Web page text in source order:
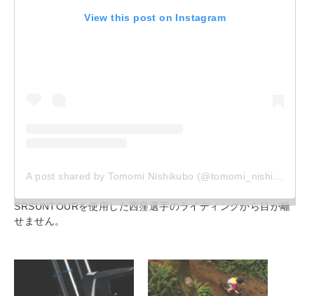
View this post on Instagram
A post shared by Tomomi Nishikubo (@tomomi_nishikubo)
SRSUNTOURを使用した西窪選手のライディングから目が離
せません。